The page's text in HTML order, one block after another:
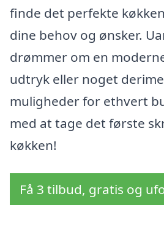
finde det perfekte
dine behov og ønsker.
drømmer om en
udtryk eller noget
muligheder for ethvert
med at tage det første
køkken!
Få 3 tilbud, gratis og